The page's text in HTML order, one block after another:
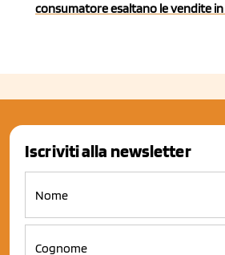
consumatore esaltano le vendite
Iscriviti alla newsletter